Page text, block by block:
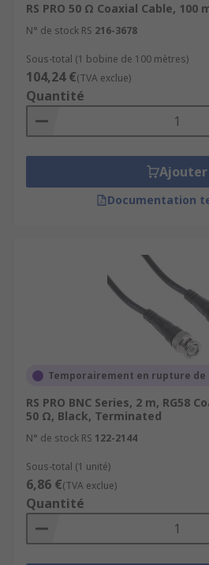
RS PRO 50 Ω Coaxial Cable, 100
N° de stock RS 216-3678
Sous-total (1 bobine de 100 mètres)
104,24 €(TVA exclue)
Quantité
Ajouter
Documentation
Temporairement en rupture de
RS PRO BNC Series, 2 m, RG58
50 Ω, Black, Terminated
N° de stock RS 122-2144
Sous-total (1 unité)
6,86 €(TVA exclue)
Quantité